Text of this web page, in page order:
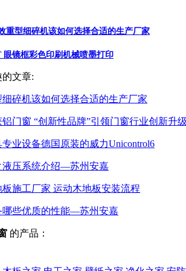
重型细碎机该如何选择合适的生产厂家
眼镜框彩色印刷机械喷墨打印
文章:
碎机该如何选择合适的生产厂家
门窗 “创新性品牌”引领门窗行业创新升
业设备德国原装的威力Unicontrol6
液压系统介绍—苏州安嘉
施工厂家 运动木地板安装流程
哪些优质的性能—苏州安嘉
的产品：